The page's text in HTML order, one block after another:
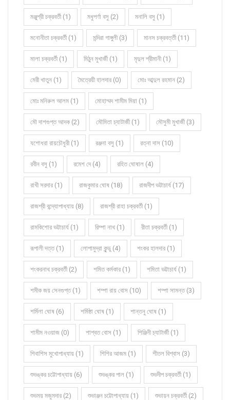
মঞ্জুশ্রী চক্রবর্তী (1) মধুপর্ণা বসু (2) মনালি বসু (1)
মনোনীতা চক্রবর্তী (1) মন্দিরা গাঙ্গুলী (3) মানস চক্রবর্ত্তী (11)
মালা চক্রবর্তী (1) মিঠুন মুখার্জী (1) মৃদুল শ্রীমানী (1)
মেরী খাতুন (1) মৈত্রেয়ী হালদার (0) মোঃ আব্দুল রহমান (2)
মোঃ মনিরুল আলম (1) মোহাম্মদ শামীম মিয়া (1)
মৌ দাশগুপ্ত আদক (2) মৌমিতা চ্যাটার্জী (1) মৌসুমী মুখার্জী (3)
যশোধরা রায়চৌধুরী (1) রঞ্জনা বসু (1) রত্না দাস (10)
রবীন বসু (1) রমেশ দে (4) রহিত ঘোষাল (4)
রাখী সরদার (1) রাজকুমার ঘোষ (18) রাজদীপ ভট্টাচার্য (17)
রাজশ্রী বন্দ্যোপাধ্যায় (8) রাজশ্রী রাহা চক্রবর্তী (1)
রামকিশোর ভট্টাচার্য (1) রিম্পা নাথ (1) রীতা চক্রবর্তী (1)
রূপালী দত্ত (1) লোপামুদ্রা কুন্ডু (4) শংকর হালদার (1)
শংকরনাথ চক্রবর্তী (2) শমিত কর্মকার (1) শমিতা ভট্টাচার্য (1)
শমীক জয় সেনগুপ্ত (1) শম্পা রায় বোস (10) শম্পা সামন্ত (3)
শর্মিলা ঘোষ (6) শর্মিষ্ঠা ঘোষ (1) শান্তনু ঘোষ (1)
শামীম নওয়াজ (0) শাশ্বত বোস (1) শিঞ্জিনী চ্যাটার্জী (1)
শিবাশিস মুখোপাধ্যায় (1) শিশির আজম (1) শীতল বিশ্বাস (3)
শুভঙ্কর চট্টোপাধ্যায় (6) শুভঙ্কর পাল (1) শুভদীপ চক্রবর্তী (1)
শুভময় মজুমদার (2) শুভাঞ্জন চট্টোপাধ্যায় (1) শুভায়ন চক্রবর্তী (2)